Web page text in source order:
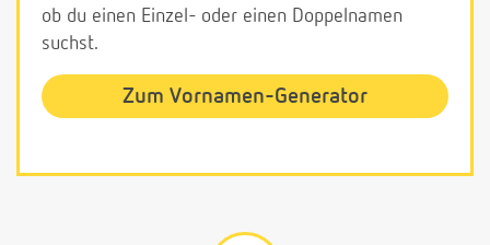
ob du einen Einzel- oder einen Doppelnamen
suchst.
Zum Vornamen-Generator